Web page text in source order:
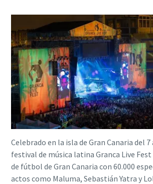
Celebrado en la isla de Gran Canaria del
festival de música latina Granca Live
de fútbol de Gran Canaria con 60.000
actos como Maluma, Sebastián Yatra y